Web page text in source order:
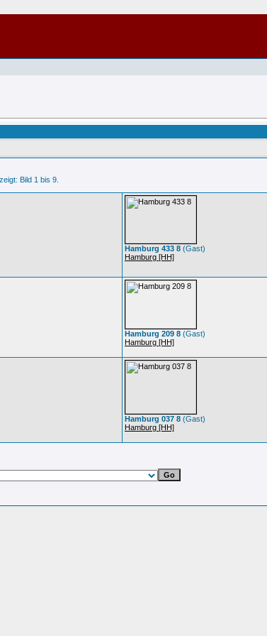
Bild 1 bis 9.
Hamburg 433 8 (Gast)
Hamburg [HH]
Hamburg 209 8 (Gast)
Hamburg [HH]
Hamburg 037 8 (Gast)
Hamburg [HH]